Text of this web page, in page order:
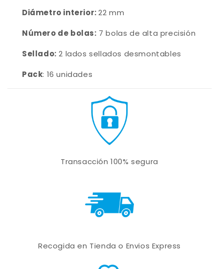
Diámetro interior: 22 mm
Número de bolas: 7 bolas de alta precisión
Sellado: 2 lados sellados desmontables
Pack: 16 unidades
Transacción 100% segura
Recogida en Tienda o Envios Express